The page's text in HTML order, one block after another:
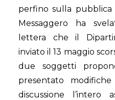
perfino sulla pubblica
Messaggero ha
lettera che il
inviato il 13 maggio
due soggetti
presentato
discussione l’intero